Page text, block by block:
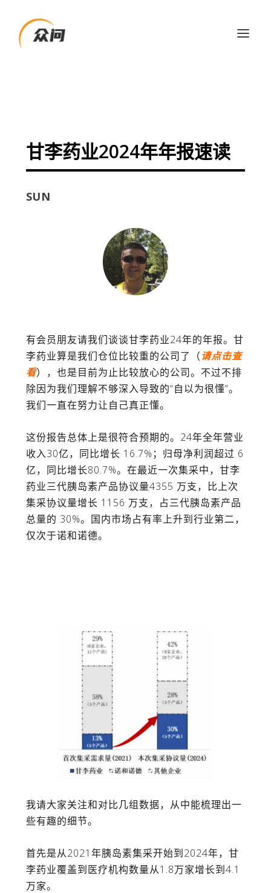
甘李药业2024年年报速读
SUN
有会员朋友请我们谈谈甘李药业24年的年报。甘
李药业算是我们仓位比较重的公司了（请点击查
看），也是目前为止比较放心的公司。不过不排
除因为我们理解不够深入导致的“自以为很懂”。
我们一直在努力让自己真正懂。
这份报告总体上是很符合预期的。 24年全年营业
收入30亿，同比增长 16.7% ；归母净利润超过 6
亿，同比增长80.7%。在最近一次集采中，甘李
药业三代胰岛素产品协议量4355 万支，比上次
集采协议量增长 1156 万支，占三代胰岛素产品
总量的 30%。国内市场占有率上升到行业第二，
仅次于诺和诺德。
我请大家关注和对比几组数据，从中能梳理出一
些有趣的细节。
首先是从2021 年胰岛素集采开始到2024年，甘
李药业覆盖到医疗机构数量从1.8万家增长到4.1
万家。